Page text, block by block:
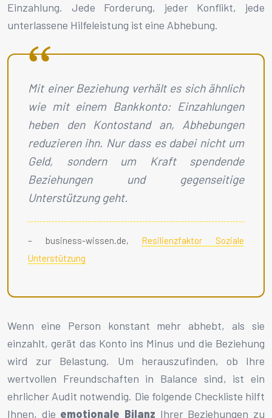
Einzahlung. Jede Forderung, jeder Konflikt, jede
unterlassene Hilfeleistung ist eine Abhebung.
Mit einer Beziehung verhält es sich ähnlich
wie mit einem Bankkonto: Einzahlungen
heben den Kontostand an, Abhebungen
reduzieren ihn. Nur dass es dabei nicht um
Geld, sondern um Kraft spendende
Beziehungen und gegenseitige
Unterstützung geht.
– business-wissen.de, Resilienzfaktor Soziale
Unterstützung
Wenn eine Person konstant mehr abhebt, als sie
einzahlt, gerät das Konto ins Minus und die Beziehung
wird zur Belastung. Um herauszufinden, ob Ihre
wertvollen Freundschaften in Balance sind, ist ein
ehrlicher Audit notwendig. Die folgende Checkliste hilft
Ihnen, die emotionale Bilanz Ihrer Beziehungen zu